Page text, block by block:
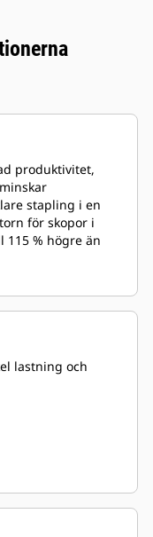
produktivitet,
stapling i en
för skopor i
115 % högre än
lastning och